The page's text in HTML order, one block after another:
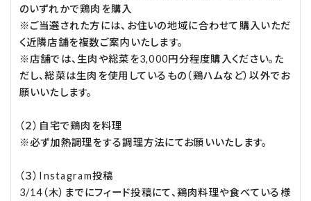
のいずれかで鶏肉を購入
※ご当選された方には、お住いの地域に合わせて購入いただ
く近隣店舗を複数ご案内いたします。
※店舗では、生肉や総菜を3,000円分程度購入ください。た
だし、総菜は生肉を使用しているもの（鶏ハムなど）以外でお
願いいたします。
（２）自宅で鶏肉を料理
※必ず加熱調理をする調理方法にてお願いいたします。
（３）Instagram投稿
3/14（木）までにフィード投稿にて、鶏肉料理や食べている様